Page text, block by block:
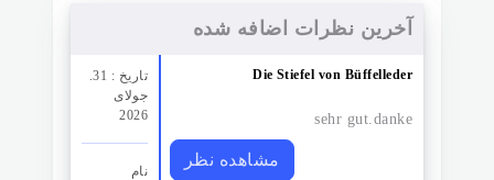
آخرین نظرات اضافه شده
تاریخ : 31.
جولای
2026
نام
Die Stiefel von Büffelleder
sehr gut.danke
مشاهده نظر